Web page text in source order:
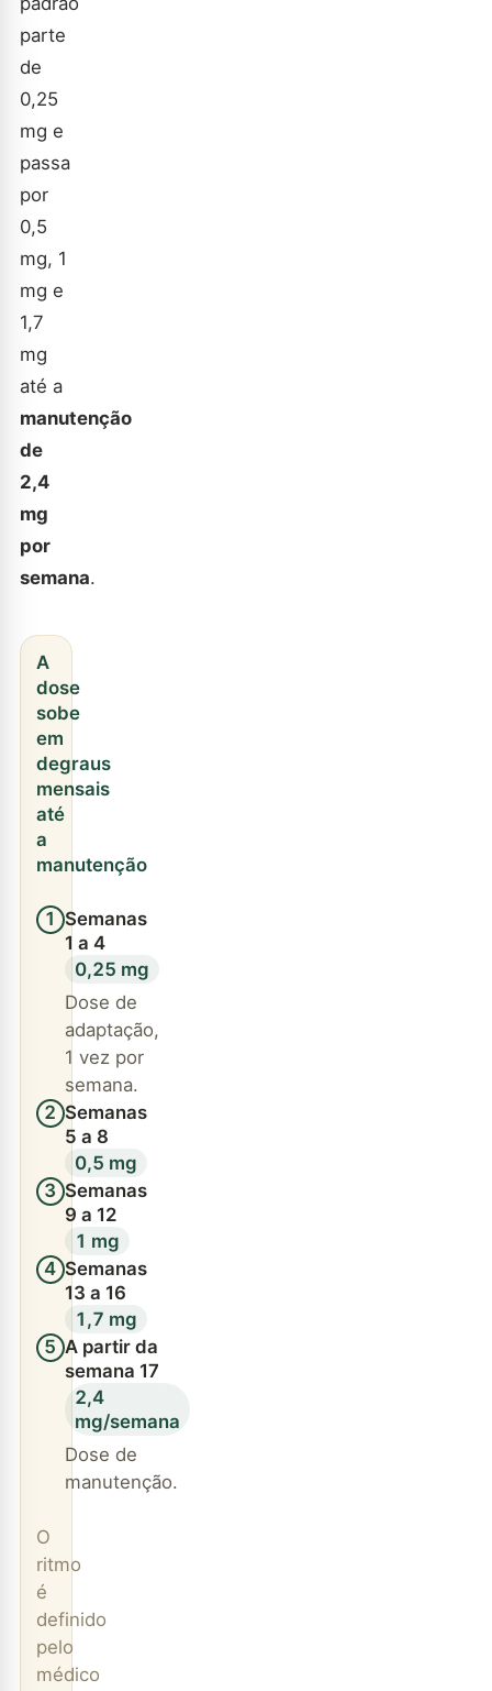
parte
de
0,25
mg e
passa
por
0,5
mg, 1
mg e
1,7
mg
até a
manutenção
de
2,4
mg
por
semana.
A
dose
sobe
em
degraus
mensais
até
a
manutenção
1 Semanas
1 a 4
0,25 mg
Dose de
adaptação,
1 vez por
semana.
2 Semanas
5 a 8
0,5 mg
3 Semanas
9 a 12
1 mg
4 Semanas
13 a 16
1,7 mg
5 A partir da
semana 17
2,4
mg/semana
Dose de
manutenção.
O
ritmo
é
definido
pelo
médico